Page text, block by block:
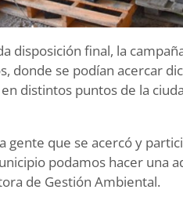
disposición final, la
donde se podían acercar
distintos puntos de la
gente que se acercó y
podamos hacer una
de Gestión Ambiental.